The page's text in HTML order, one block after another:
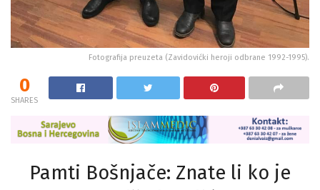
Fotografija preuzeta (Zavidovićki heroji odbrane 1992-1995).
0
SHARES
Pamti Bošnjače: Znate li ko je